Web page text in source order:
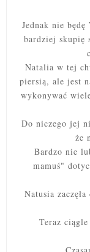
Jednak nie
bardziej skupię
Natalia w tej
piersią, ale jest
wykonywać
Do niczego jej
że
Bardzo nie
mamuś"
Natusia
Teraz